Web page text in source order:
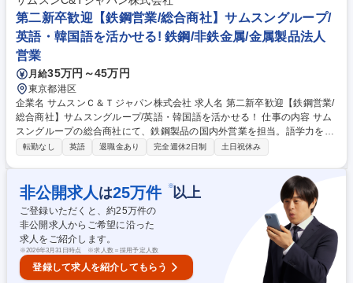
のを取りまとめをする。※第2新卒歓迎です。 募集職種 ※第2新卒歓迎
【大阪/海外不動産事業の推進（住宅）】総合ディベ/在宅勤務可
第二新卒歓迎【鉄鋼営業/総合商社】サムスングループ/
英語・韓国語を活かせる! 鉄鋼/非鉄金属/金属製品法人
営業
月給35万円～45万円
東京都港区
企業名 サムスンＣ＆Ｔジャパン株式会社 求人名 第二新卒歓迎【鉄鋼営業/
総合商社】サムスングループ/英語・韓国語を活かせる！ 仕事の内容 サム
スングループの総合商社にて、鉄鋼製品の国内外営業を担当。語学力を活
かしながら、仕入れから販売・物流まで貿易の全体像を学び、商社営業と
日本のメーカーへ提案・販売 ■日本産鉄鋼製品をアジア・欧米へ輸出し、
世界に届ける業務 ■顧客ニーズ（数量・納期等）のヒアリングとスケジュ
ール調整 ■船・コンテナの手配や通関書類作成などの貿易実務 ■既存顧客
との関係構築および新規取引先の開拓 ■仕入れ～販売～物流まで一貫して
経験し、商社スキルを習得 募集職種 第二新卒歓迎【鉄鋼営業/総合商社】
サムスングループ/英語・韓国語を活かせる！
転勤なし 英語 退職金あり 完全週休2日制 土日祝休み
非公開求人 は25万件 ※以上
ご登録いただくと、約25万件の
非公開求人からご希望に沿った
求人をご紹介します。
※2026年3月31日時点 ※求人数＝採用予定人数
登録して求人を紹介してもらう